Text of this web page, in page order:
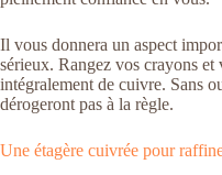
Il vous donnera un aspect
sérieux. Rangez vos crayons
intégralement de cuivre. Sans
dérogeront pas à la règle.
Une étagère cuivrée pour